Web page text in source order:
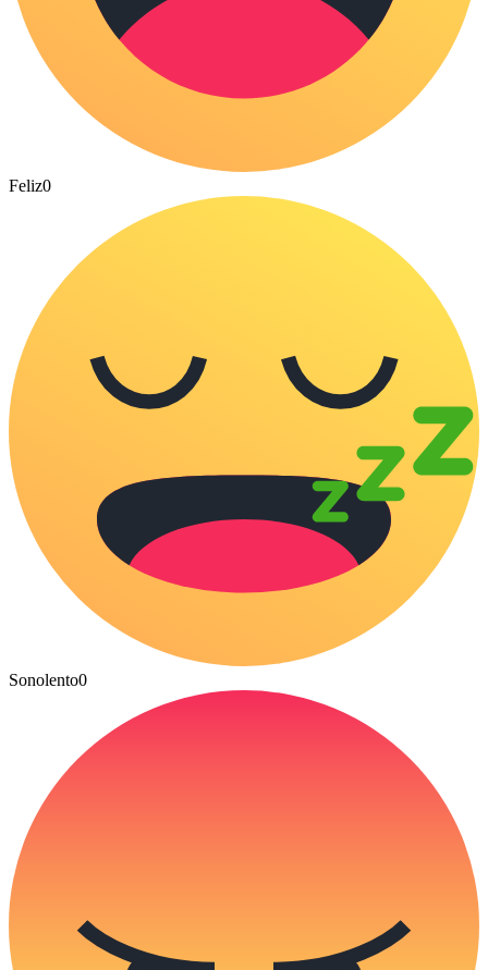
Feliz0
Sonolento0